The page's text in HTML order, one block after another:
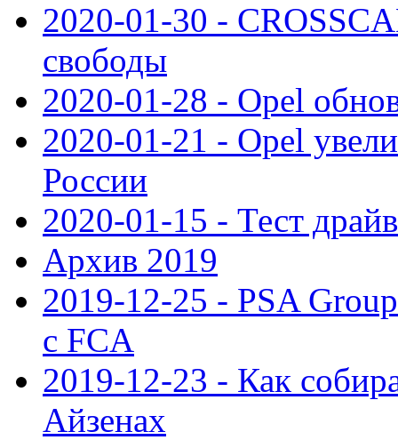
2020-01-30 -
свободы
2020-01-28 - Opel
2020-01-21 - Opel
России
2020-01-15 - Тест
Архив 2019
2019-12-25 - PSA
с FCA
2019-12-23 - Как
Айзенах